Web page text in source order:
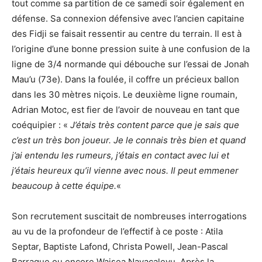
tout comme sa partition de ce samedi soir également en
défense. Sa connexion défensive avec l’ancien capitaine
des Fidji se faisait ressentir au centre du terrain. Il est à
l’origine d’une bonne pression suite à une confusion de la
ligne de 3/4 normande qui débouche sur l’essai de Jonah
Mau’u (73e). Dans la foulée, il coffre un précieux ballon
dans les 30 mètres niçois. Le deuxième ligne roumain,
Adrian Motoc, est fier de l’avoir de nouveau en tant que
coéquipier : « J’étais très content parce que je sais que
c’est un très bon joueur. Je le connais très bien et quand
j’ai entendu les rumeurs, j’étais en contact avec lui et
j’étais heureux qu’il vienne avec nous. Il peut emmener
beaucoup à cette équipe.«
Son recrutement suscitait de nombreuses interrogations
au vu de la profondeur de l’effectif à ce poste : Atila
Septar, Baptiste Lafond, Christa Powell, Jean-Pascal